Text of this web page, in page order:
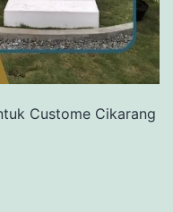
Custome Cikarang